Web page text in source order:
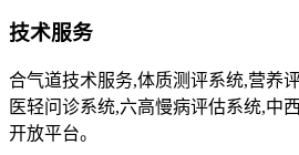
技术服务
合气道技术服务,体质测评系统,营养
医轻问诊系统,六高慢病评估系统,中
开放平台。